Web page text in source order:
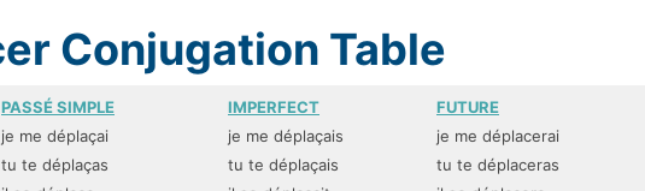
Conjugation Table
PASSÉ SIMPLE
je me déplaçai
tu te déplaças
IMPERFECT
je me déplaçais
tu te déplaçais
FUTURE
je me déplacerai
tu te déplaceras